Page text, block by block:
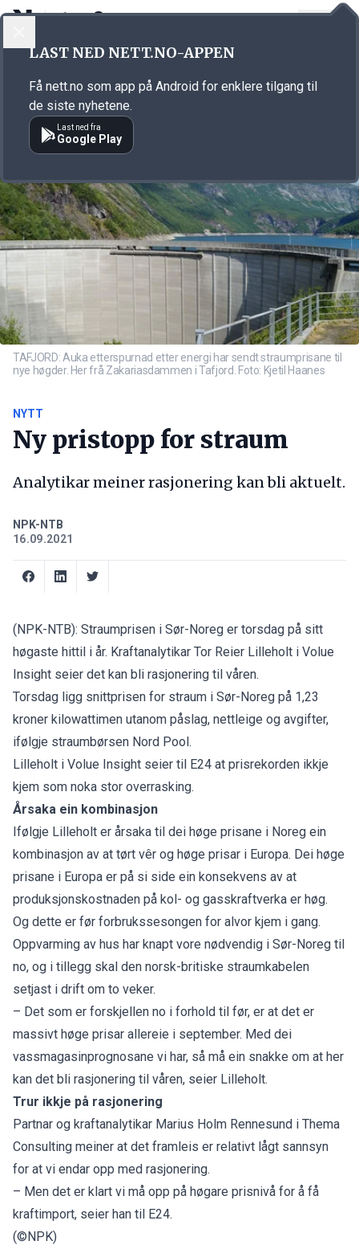
Annonsørinnhold
TAFJORD: Auka etterspurnad etter energi har sendt straumprisane til
nye høgder. Her frå Zakariasdammen i Tafjord. Foto: Kjetil Haanes
NYTT
Ny pristopp for straum
Analytikar meiner rasjonering kan bli aktuelt.
NPK-NTB
16.09.2021
(NPK-NTB): Straumprisen i Sør-Noreg er torsdag på sitt
høgaste hittil i år. Kraftanalytikar Tor Reier Lilleholt i Volue
Insight seier det kan bli rasjonering til våren.
Torsdag ligg snittprisen for straum i Sør-Noreg på 1,23
kroner kilowattimen utanom påslag, nettleige og avgifter,
ifølgje straumbørsen Nord Pool.
Lilleholt i Volue Insight seier til E24 at prisrekorden ikkje
kjem som noka stor overrasking.
Årsaka ein kombinasjon
Ifølgje Lilleholt er årsaka til dei høge prisane i Noreg ein
kombinasjon av at tørt vêr og høge prisar i Europa. Dei høge
prisane i Europa er på si side ein konsekvens av at
produksjonskostnaden på kol- og gasskraftverka er høg.
Og dette er før forbrukssesongen for alvor kjem i gang.
Oppvarming av hus har knapt vore nødvendig i Sør-Noreg til
no, og i tillegg skal den norsk-britiske straumkabelen
setjast i drift om to veker.
– Det som er forskjellen no i forhold til før, er at det er
massivt høge prisar allereie i september. Med dei
vassmagasinprognosane vi har, så må ein snakke om at her
kan det bli rasjonering til våren, seier Lilleholt.
Trur ikkje på rasjonering
Partnar og kraftanalytikar Marius Holm Rennesund i Thema
Consulting meiner at det framleis er relativt lågt sannsyn
for at vi endar opp med rasjonering.
– Men det er klart vi må opp på høgare prisnivå for å få
kraftimport, seier han til E24.
(©NPK)
LAST NED NETT.NO-APPEN
Få nett.no som app på Android for enklere tilgang til
de siste nyhetene.
Last ned fra
Google Play